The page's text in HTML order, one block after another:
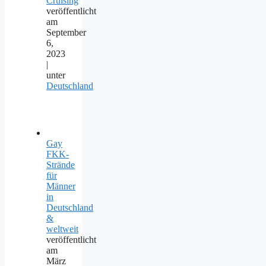
veröffentlicht
am
September
6,
2023
|
unter
Deutschland
Gay
FKK-
Strände
für
Männer
in
Deutschland
&
weltweit
veröffentlicht
am
März